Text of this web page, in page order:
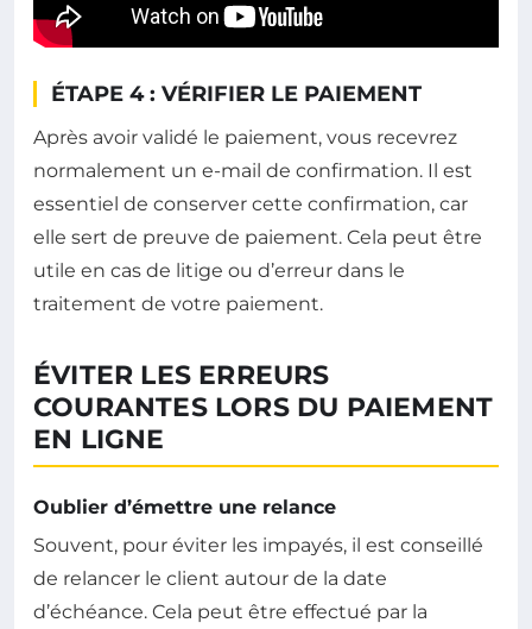
ÉTAPE 4 : VÉRIFIER LE PAIEMENT
Après avoir validé le paiement, vous recevrez
normalement un e-mail de confirmation. Il est
essentiel de conserver cette confirmation, car
elle sert de preuve de paiement. Cela peut être
utile en cas de litige ou d’erreur dans le
traitement de votre paiement.
ÉVITER LES ERREURS
COURANTES LORS DU PAIEMENT
EN LIGNE
Oublier d’émettre une relance
Souvent, pour éviter les impayés, il est conseillé
de relancer le client autour de la date
d’échéance. Cela peut être effectué par la